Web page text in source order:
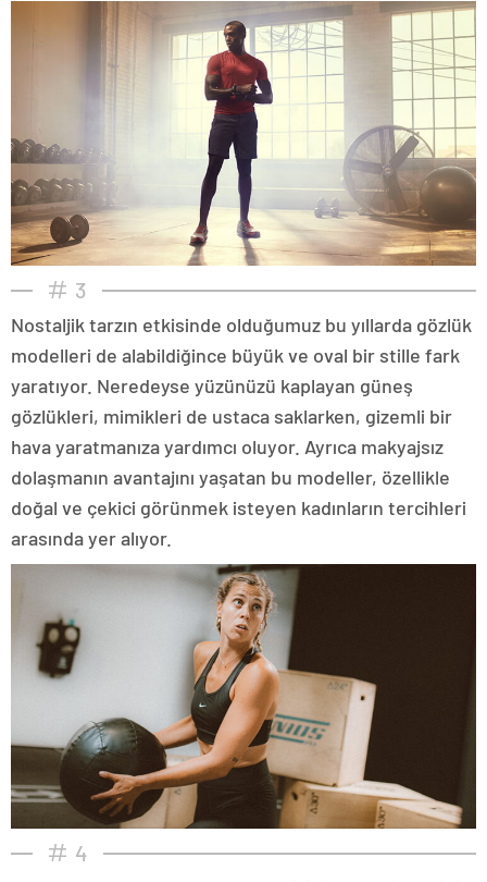
3
Nostaljik tarzın etkisinde olduğumuz bu yıllarda gözlük
modelleri de alabildiğince büyük ve oval bir stille fark
yaratıyor. Neredeyse yüzünüzü kaplayan güneş
gözlükleri, mimikleri de ustaca saklarken, gizemli bir
hava yaratmanıza yardımcı oluyor. Ayrıca makyajsız
dolaşmanın avantajını yaşatan bu modeller, özellikle
doğal ve çekici görünmek isteyen kadınların tercihleri
arasında yer alıyor.
4